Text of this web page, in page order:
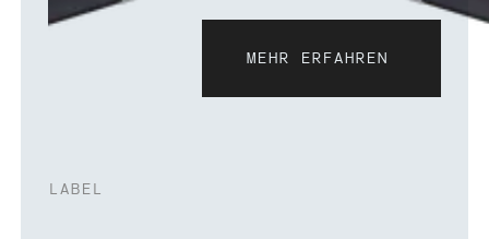
MEHR ERFAHREN
LABEL